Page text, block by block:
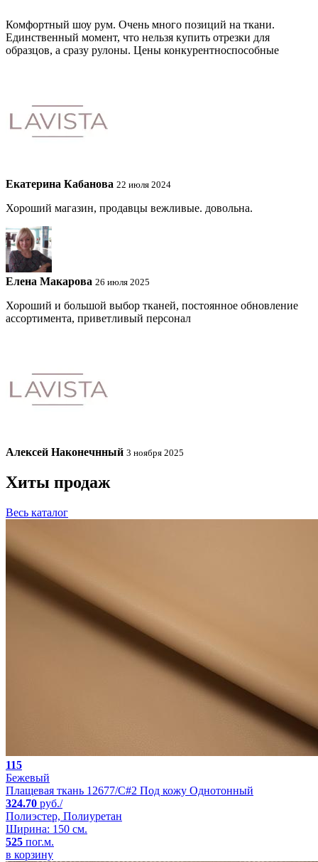
Комфортный шоу рум. Очень много позиций на ткани.
Единственный момент, что нельзя купить отрезки для
образцов, а сразу рулоны. Цены конкурентноспособные
Екатерина Кабанова 22 июля 2024
Хороший магазин, продавцы вежливые. довольна.
Елена Макарова 26 июля 2025
Хороший и большой выбор тканей, постоянное обновление
ассортимента, приветливый персонал
Алексей Наконечнный 3 ноября 2025
Хиты продаж
Весь каталог
115
Бежевый
Плащевая ткань 12677/C#2 Под кожу Однотонный
324.70 руб./
Полиэстер, Полиуретан
Ширина: 150 см.
525 пог.м.
в корзину